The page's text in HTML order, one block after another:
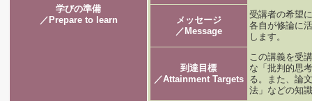
学びの準備
／Prepare to learn
メッセージ
／Message
受講者の希望
各自が修論に
します。
到達目標
／Attainment Targets
この講義を受
な「批判的思
る。また、論
法」などの知